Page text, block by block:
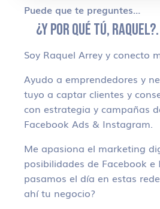
Puede que te preguntes…
¿Y POR QUÉ TÚ, RAQUEL?.
Soy Raquel Arrey y conecto
Ayudo a emprendedores y
tuyo a captar clientes y
con estrategia y campañas
Facebook Ads & Instagram.
Me apasiona el marketing
posibilidades de Facebook e
pasamos el día en estas
ahí tu negocio?